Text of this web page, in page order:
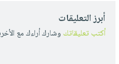
أبرز التعليقات
أكتب تعليقاتك وشارك أراءك مع